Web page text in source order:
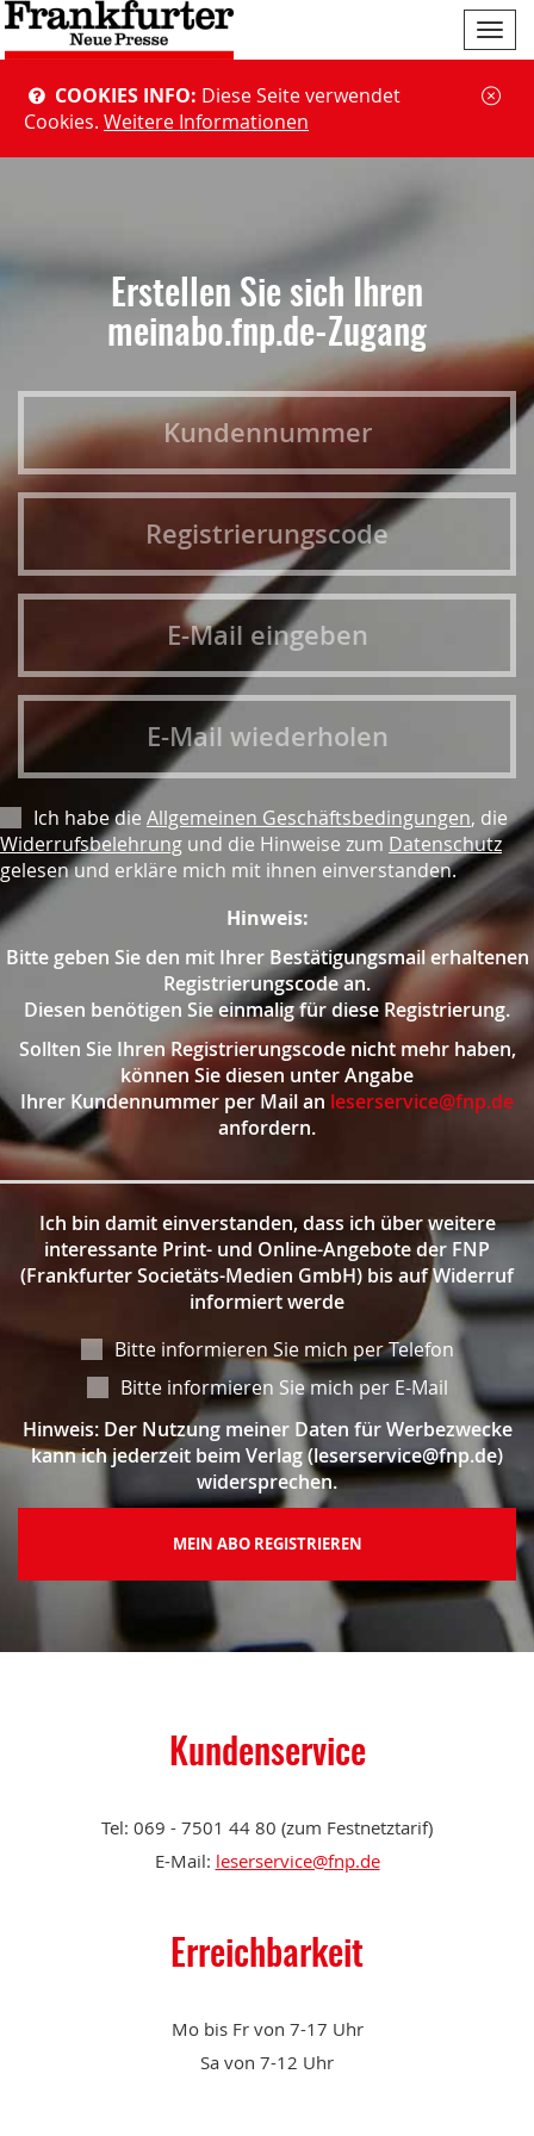
ein-/
COOKIES INFO: Diese Seite verwendet
Cookies. Weitere Informationen
Erstellen Sie sich Ihren
meinabo.fnp.de-Zugang
Ich habe die Allgemeinen Geschäftsbedingungen, die
Widerrufsbelehrung und die Hinweise zum Datenschutz
gelesen und erkläre mich mit ihnen einverstanden.
Hinweis:
Bitte geben Sie den mit Ihrer Bestätigungsmail erhaltenen
Registrierungscode an.
Diesen benötigen Sie einmalig für diese Registrierung.
Sollten Sie Ihren Registrierungscode nicht mehr haben,
können Sie diesen unter Angabe
Ihrer Kundennummer per Mail an leserservice@fnp.de
anfordern.
Ich bin damit einverstanden, dass ich über weitere
interessante Print- und Online-Angebote der FNP
(Frankfurter Societäts-Medien GmbH) bis auf Widerruf
informiert werde
Bitte informieren Sie mich per Telefon
Bitte informieren Sie mich per E-Mail
Hinweis: Der Nutzung meiner Daten für Werbezwecke
kann ich jederzeit beim Verlag (leserservice@fnp.de)
widersprechen.
MEIN ABO REGISTRIEREN
Kundenservice
Tel: 069 - 7501 44 80 (zum Festnetztarif)
E-Mail: leserservice@fnp.de
Erreichbarkeit
Mo bis Fr von 7-17 Uhr
Sa von 7-12 Uhr